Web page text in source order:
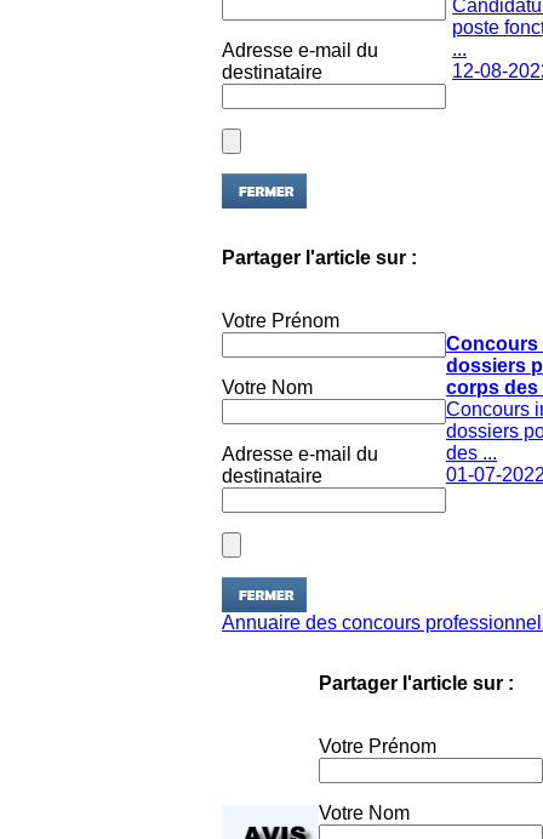
destinataire
poste
...
12-08-
destinataire
dossiers
corps des
Concours
dossiers
des ...
01-07-
Annuaire des concours